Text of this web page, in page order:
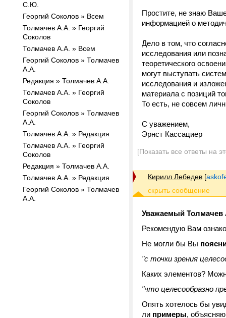
С.Ю.
Георгий Соколов » Всем
Толмачев А.А. » Георгий
Соколов
Толмачев А.А. » Всем
Георгий Соколов » Толмачев
А.А.
Редакция » Толмачев А.А.
Толмачев А.А. » Георгий
Соколов
Георгий Соколов » Толмачев
А.А.
Толмачев А.А. » Редакция
Толмачев А.А. » Георгий
Соколов
Редакция » Толмачев А.А.
Толмачев А.А. » Редакция
Георгий Соколов » Толмачев
А.А.
Простите, не знаю
информацией о
Дело в том, что
исследования или
теоретического
могут выступать
исследования и
материала с позиций
То есть, не совсем
С уважением,
Эрнст Кассациер
[Показать все ответы на
Кирилл Лебедев [
Уважаемый Толмачев
Рекомендую Вам
Не могли бы Вы
"с точки зрения
Каких элементов?
"что целесообразно
Опять хотелось бы
ли примеры,